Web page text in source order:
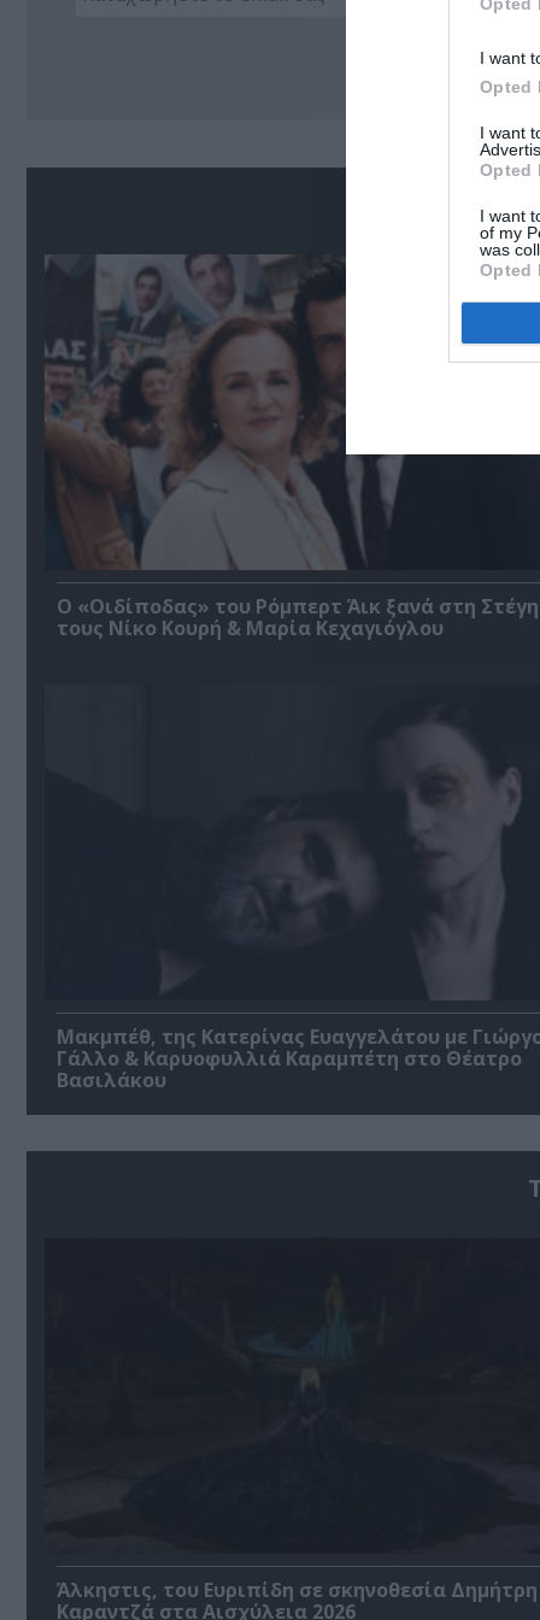
I want
Opted
I want
Opted
I want
of my
was
Opted
O «Οιδίποδας» του Ρόμπερτ Άικ ξανά στη
τους Νίκο Κουρή & Μαρία Κεχαγιόγλου
Μακμπέθ, της Κατερίνας Ευαγγελάτου με
Γάλλο & Καρυοφυλλιά Καραμπέτη στο Θέατρο
Βασιλάκου
Άλκηστις, του Ευριπίδη σε σκηνοθεσία Δημήτρη
Καραντζά στα Αισχύλεια 2026